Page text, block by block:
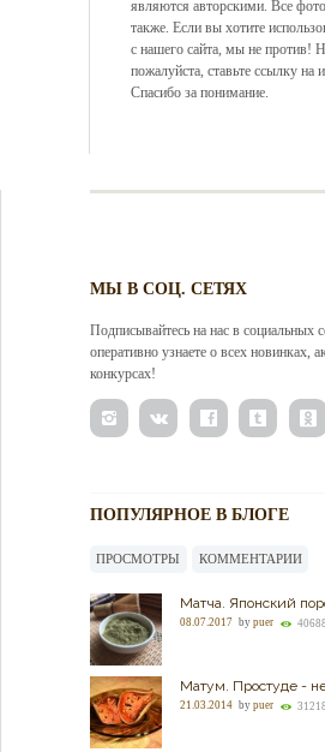
являются авторскими. Все
также. Если вы хотите
с нашего сайта, мы не против!
пожалуйста, ставьте ссылку на
Спасибо за понимание.
МЫ В СОЦ. СЕТЯХ
Подписывайтесь на нас в социальных
оперативно узнаете о всех новинках,
конкурсах!
ПОПУЛЯРНОЕ В БЛОГЕ
ПРОСМОТРЫ КОММЕНТАРИИ
Матча. Японский
08.07.2017 by puer 40688
Матум. Простуде -
21.03.2014 by puer 31218